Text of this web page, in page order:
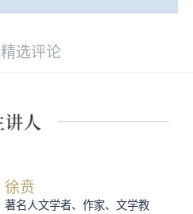
精选评论
徐贲
著名人文学者、作家、文学教